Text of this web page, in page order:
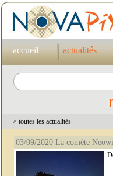
accueil actualités
> toutes les actualités
03/09/2020 La comète